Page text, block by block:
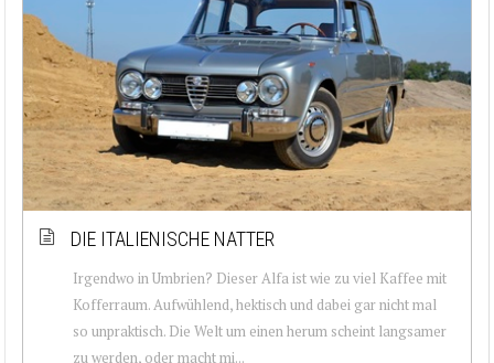
DIE ITALIENISCHE NATTER
Irgendwo in Umbrien? Dieser Alfa ist wie zu viel Kaffee mit
Kofferraum. Aufwühlend, hektisch und dabei gar nicht mal
so unpraktisch. Die Welt um einen herum scheint langsamer
zu werden, oder macht mi...